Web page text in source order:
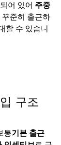
어 있어 주중
준히 출근하
할 수 있습니
구조
통기본 출근